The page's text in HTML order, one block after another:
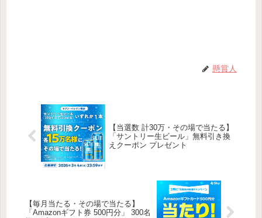
懸賞人
【当選数 計30万・その場で当たる】
「サントリー生ビール」無料引き換
えクーポン プレゼント
【毎月当たる・その場で当たる】
「Amazonギフト券 500円分」 300名